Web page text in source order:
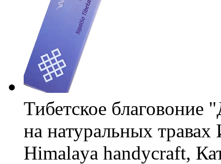
Тибетское благовоние
на натуральных травах
Himalaya handycraft,